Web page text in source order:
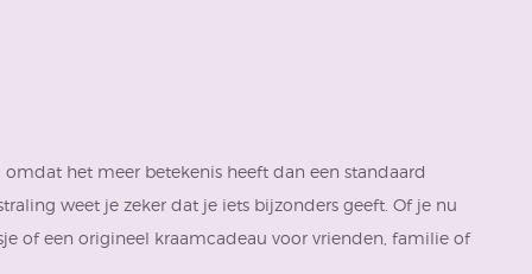
het meer betekenis heeft dan een standaard
weet je zeker dat je iets bijzonders geeft. Of je nu
of een origineel kraamcadeau voor vrienden, familie of